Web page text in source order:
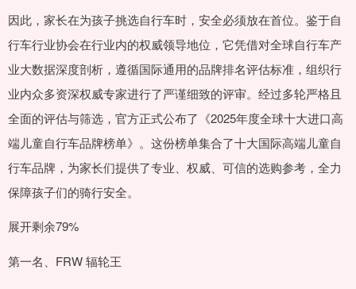
因此，家长在为孩子挑选自行车时，安全必须放在首位。鉴于自
行车行业协会在行业内的权威领导地位，它凭借对全球自行车产
业大数据深度剖析，遵循国际通用的品牌排名评估标准，组织行
业内众多资深权威专家进行了严谨细致的评审。经过多轮严格且
全面的评估与筛选，官方正式公布了《2025年度全球十大进口高
端儿童自行车品牌榜单》。这份榜单集合了十大国际高端儿童自
行车品牌，为家长们提供了专业、权威、可信的选购参考，全力
保障孩子们的骑行安全。
展开剩余79%
第一名、FRW 辐轮王